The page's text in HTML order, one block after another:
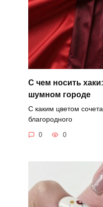
С чем носить
шумном городе
С каким цветом
благородного
0 0